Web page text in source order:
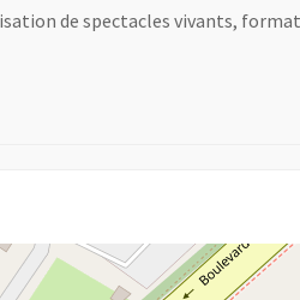
de spectacles vivants,